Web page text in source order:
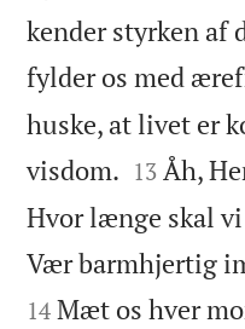
kender styrken af
fylder os med
huske, at livet er
visdom. 

13 Åh,
Hvor længe skal
Vær barmhjertig
14 Mæt os hver